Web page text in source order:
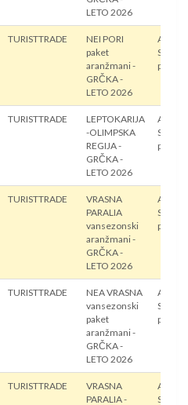
LETO 2026
TURISTTRADE
NEI PORI
paket
aranžmani -
GRČKA -
LETO 2026
prevoz
TURISTTRADE
LEPTOKARIJA
-OLIMPSKA
REGIJA -
GRČKA -
LETO 2026
prevoz
TURISTTRADE
VRASNA
PARALIA
vansezonski
aranžmani -
GRČKA -
LETO 2026
prevoz
TURISTTRADE
NEA VRASNA
vansezonski
paket
aranžmani -
GRČKA -
LETO 2026
prevoz
TURISTTRADE
VRASNA
PARALIA -